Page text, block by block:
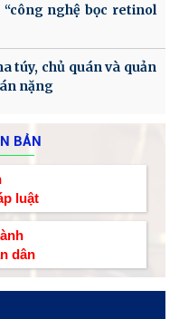
nghệ bọc retinol
túy, chủ quán và quản
nặng
BẢN
luật
dân